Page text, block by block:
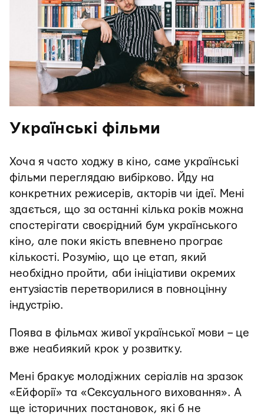
Українські фільми
Хоча я часто ходжу в кіно, саме українські
фільми переглядаю вибірково. Йду на
конкретних режисерів, акторів чи ідеї. Мені
здається, що за останні кілька років можна
спостерігати своєрідний бум українського
кіно, але поки якість впевнено програє
кількості. Розумію, що це етап, який
необхідно пройти, аби ініціативи окремих
ентузіастів перетворилися в повноцінну
індустрію.
Поява в фільмах живої української мови – це
вже неабиякий крок у розвитку.
Мені бракує молодіжних серіалів на зразок
«Ейфорії» та «Сексуального виховання». А
ще історичних постановок, які б не